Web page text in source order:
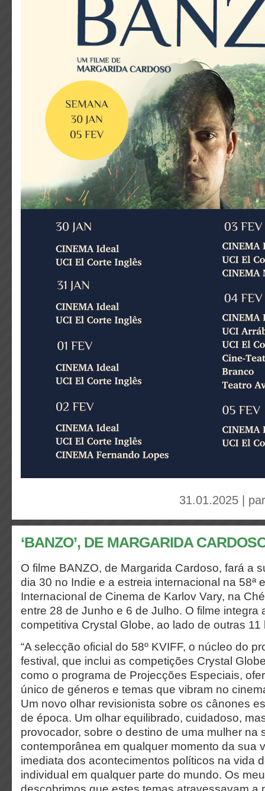
31.01.2025 |
‘BANZO’, DE MARGARIDA
O filme BANZO, de Margarida Cardoso, fará a
dia 30 no Indie e a estreia internacional na 58ª
Internacional de Cinema de Karlov Vary, na
entre 28 de Junho e 6 de Julho. O filme integra
competitiva Crystal Globe, ao lado de outras
“A selecção oficial do 58º KVIFF, o núcleo do
festival, que inclui as competições Crystal
como o programa de Projecções Especiais,
único de géneros e temas que vibram no
Um novo olhar revisionista sobre os cânones
de época. Um olhar equilibrado, cuidadoso,
provocador, sobre o destino de uma mulher na
contemporânea em qualquer momento da sua
imediata dos acontecimentos políticos na vida
individual em qualquer parte do mundo. Os